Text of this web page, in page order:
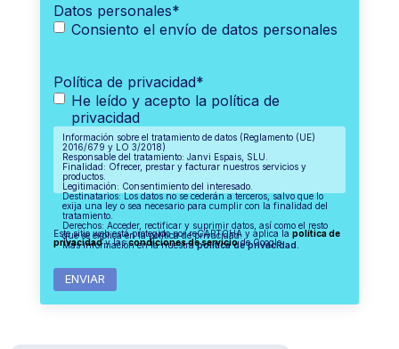
Datos personales*
Consiento el envío de datos personales
Política de privacidad*
He leído y acepto la política de
privacidad
Información sobre el tratamiento de datos (Reglamento (UE)
2016/679 y LO 3/2018)
Responsable del tratamiento: Janvi Espais, SLU.
Finalidad: Ofrecer, prestar y facturar nuestros servicios y
productos.
Legitimación: Consentimiento del interesado.
Destinatarios: Los datos no se cederán a terceros, salvo que lo
exija una ley o sea necesario para cumplir con la finalidad del
tratamiento.
Derechos: Acceder, rectificar y suprimir datos, así como el resto
que se explica en la política de privacidad.
Más información en la nuestrapolítica de privacidad.
Este sitio web está protegido por reCAPTCHA y aplica la política de
privacidady lascondiciones de serviciode Google.